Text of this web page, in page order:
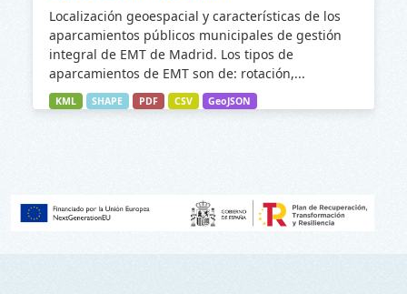
Localización geoespacial y características de los
aparcamientos públicos municipales de gestión
integral de EMT de Madrid. Los tipos de
aparcamientos de EMT son de: rotación,...
KML SHAPE PDF CSV GeoJSON